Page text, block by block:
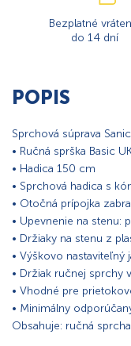
Bezplatné
do 14 dní
POPIS
Sprchová súprava
• Ručná sprška Basic
• Hadica 150 cm
• Sprchová hadica s
• Otočná prípojka
• Upevnenie na stenu:
• Držiaky na stenu z
• Výškovo nastaviteľný
• Držiak ručnej sprchy
• Vhodné pre
• Minimálny
Obsahuje: ručná